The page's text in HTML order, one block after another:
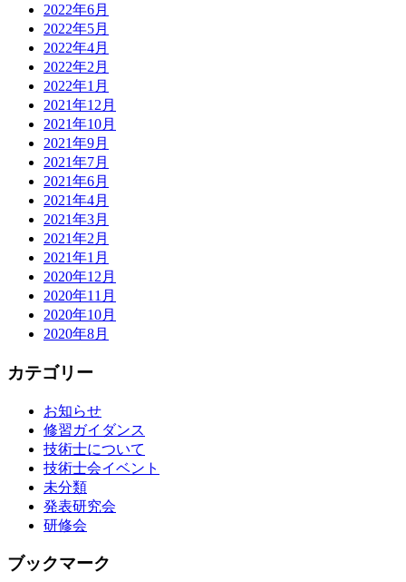
2022年6月
2022年5月
2022年4月
2022年2月
2022年1月
2021年12月
2021年10月
2021年9月
2021年7月
2021年6月
2021年4月
2021年3月
2021年2月
2021年1月
2020年12月
2020年11月
2020年10月
2020年8月
カテゴリー
お知らせ
修習ガイダンス
技術士について
技術士会イベント
未分類
発表研究会
研修会
ブックマーク